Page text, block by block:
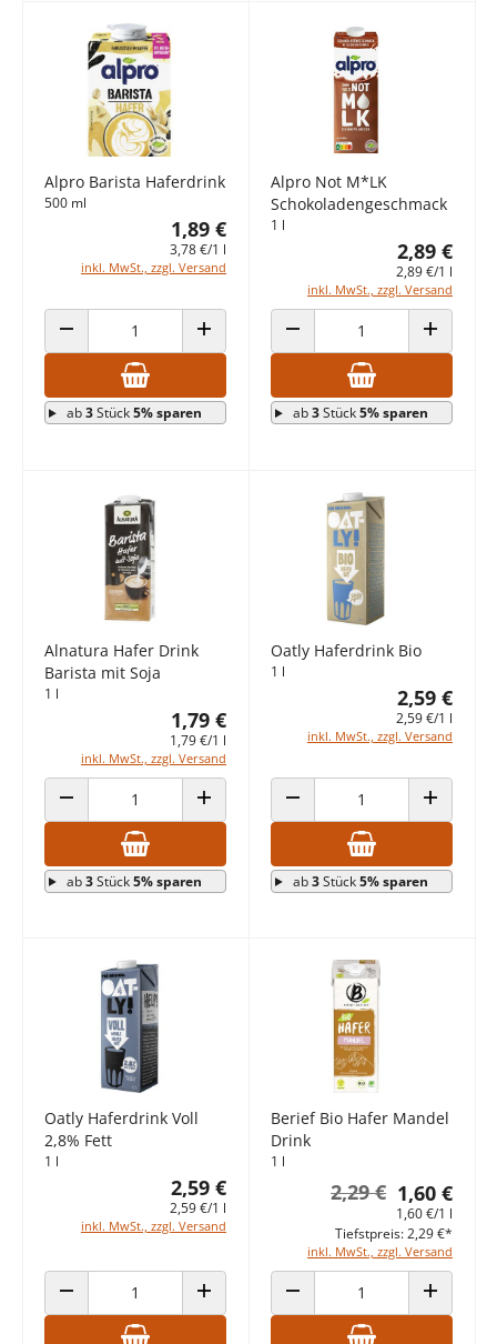
Alpro Barista Haferdrink
500 ml
1,89 €
3,78 €/1 l
inkl. MwSt., zzgl. Versand
ANZAHL VERRINGERN ANZAHL ERHÖHEN
ab3Stück5% sparen
Alpro Not M*LK
Schokoladengeschmack
1 l
2,89 €
2,89 €/1 l
inkl. MwSt., zzgl. Versand
ANZAHL VERRINGERN ANZAHL
ab3Stück5% sparen
Alnatura Hafer Drink
Barista mit Soja
1 l
1,79 €
1,79 €/1 l
inkl. MwSt., zzgl. Versand
ANZAHL VERRINGERN ANZAHL ERHÖHEN
ab3Stück5% sparen
Oatly Haferdrink Bio
1 l
2,59 €
2,59 €/1 l
inkl. MwSt., zzgl. Versand
ANZAHL VERRINGERN ANZAHL
ab3Stück5% sparen
Oatly Haferdrink Voll
2,8% Fett
1 l
2,59 €
2,59 €/1 l
inkl. MwSt., zzgl. Versand
ANZAHL VERRINGERN ANZAHL ERHÖHEN
Berief Bio Hafer Mandel
Drink
1 l
1,60 €
2,29 €
1,60 €/1 l
inkl. MwSt., zzgl. Versand
Tiefstpreis: 2,29 €*
ANZAHL VERRINGERN ANZAHL